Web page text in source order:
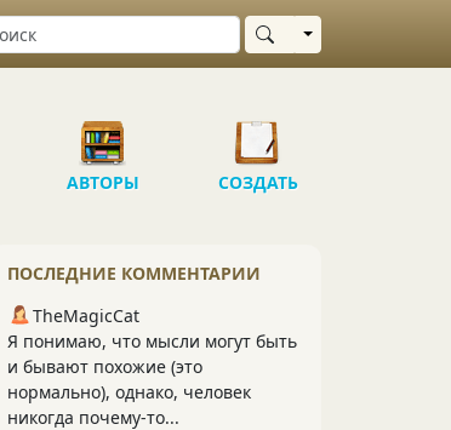
Выбрать область
АВТОРЫ СОЗДАТЬ
ПОСЛЕДНИЕ КОММЕНТАРИИ
TheMagicCat
Я понимаю, что мысли могут быть
и бывают похожие (это
нормально), однако, человек
никогда почему-то...